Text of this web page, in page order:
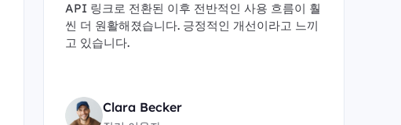
API 링크로 전환된 이후 전반적인 사용 흐름이 훨
씬 더 원활해졌습니다. 긍정적인 개선이라고 느끼
고 있습니다.
Clara Becker